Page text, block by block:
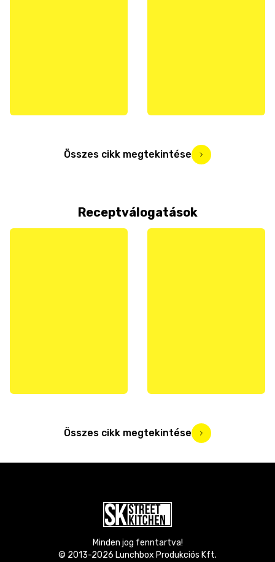
Összes cikk megtekintése
Receptválogatások
Összes cikk megtekintése
Minden jog fenntartva!
© 2013-2026 Lunchbox Produkciós Kft.